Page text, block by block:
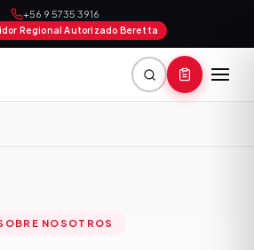
+56 9 5735 3916
Regional Autorizado Beretta
NOSOTROS